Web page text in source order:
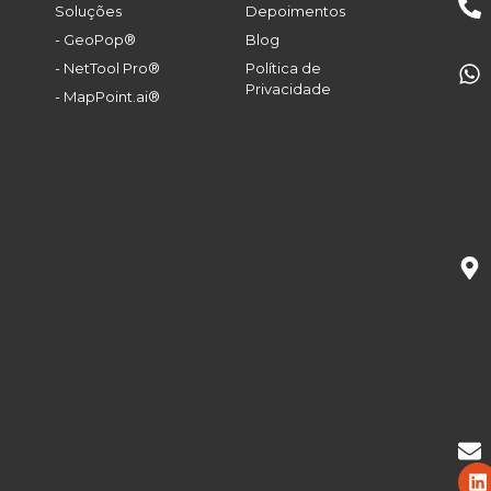
Soluções
- GeoPop®
- NetTool Pro®
- MapPoint.ai®
Depoimentos
Blog
Política de
Privacidade